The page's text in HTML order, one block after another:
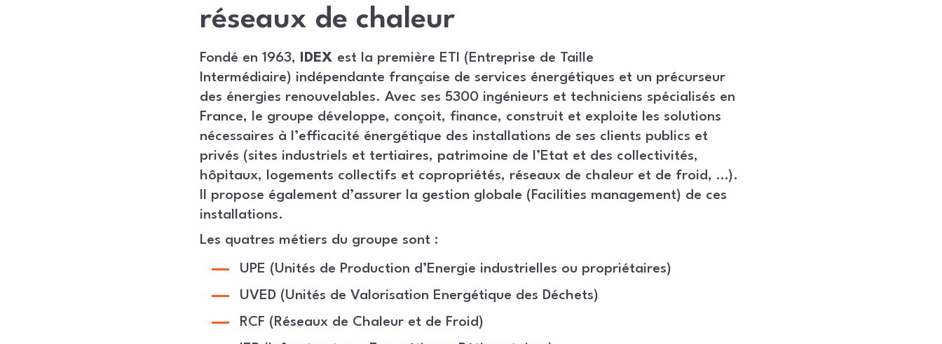
réseaux de chaleur
Fondé en 1963, IDEX est la première ETI (Entreprise de Taille
Intermédiaire) indépendante française de services énergétiques et un précurseur
des énergies renouvelables. Avec ses 5300 ingénieurs et techniciens spécialisés en
France, le groupe développe, conçoit, finance, construit et exploite les solutions
nécessaires à l’efficacité énergétique des installations de ses clients publics et
privés (sites industriels et tertiaires, patrimoine de l’Etat et des collectivités,
hôpitaux, logements collectifs et copropriétés, réseaux de chaleur et de froid, …).
Il propose également d’assurer la gestion globale (Facilities management) de ces
installations.
Les quatres métiers du groupe sont :
UPE (Unités de Production d’Energie industrielles ou propriétaires)
UVED (Unités de Valorisation Energétique des Déchets)
RCF (Réseaux de Chaleur et de Froid)